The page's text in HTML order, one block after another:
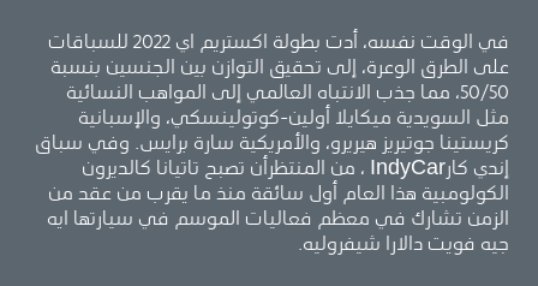
في الوقت نفسه، أدت بطولة اكستريم اي 2022 للسباقات
على الطرق الوعرة، إلى تحقيق التوازن بين الجنسين بنسبة
50/50، مما جذب الانتباه العالمي إلى المواهب النسائية
مثل السويدية ميكايلا أولين-كوتولينسكي، والإسبانية
كريستينا جوتيريز هيريرو، والأمريكية سارة برايس. وفي سباق
إندي كارIndyCar ، من المنتظرأن تصبح تاتيانا كالديرون
الكولومبية هذا العام أول سائقة منذ ما يقرب من عقد من
الزمن تشارك في معظم فعاليات الموسم في سيارتها ايه
جيه فويت دالارا شيفروليه.